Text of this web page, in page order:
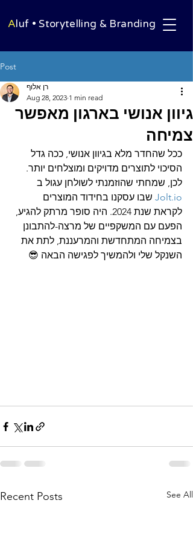
Aluf • Storytelling & Branding
Post
גיוון אנושי בארגון מאפשר
צמיחה
רן אלוף
Aug 28, 2023 1 min read
ככל שהחדר מלא בגיוון אנושי, ככה גדל
הסיכוי לתוצרים מדויקים ומוצלחים יותר.
לכן, שמחתי שהוזמנתי לשולחן עגול ב
Jolt.io שבו עסקנו בחידוד המוצרים
לקראת שנת 2024. היה סופר מרתק להגיע,
הפעם עם המשקפיים של מרצה-להתבונן
בצמיחה המתחדשת והמרעננת, לתת את
השנקל שלי ולהמשיך לפגישה הבאה 😎
Recent Posts See All